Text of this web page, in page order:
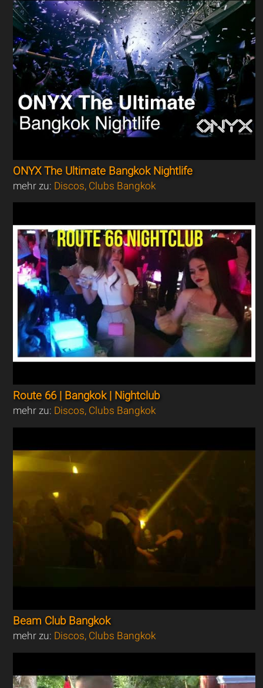
ONYX The Ultimate Bangkok Nightlife
mehr zu: Discos, Clubs Bangkok
Route 66 | Bangkok | Nightclub
mehr zu: Discos, Clubs Bangkok
Beam Club Bangkok
mehr zu: Discos, Clubs Bangkok